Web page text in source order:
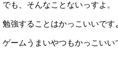
でも、そんなことないっすよ。
勉強することはかっこいいです
ゲームうまいやつもかっこいい